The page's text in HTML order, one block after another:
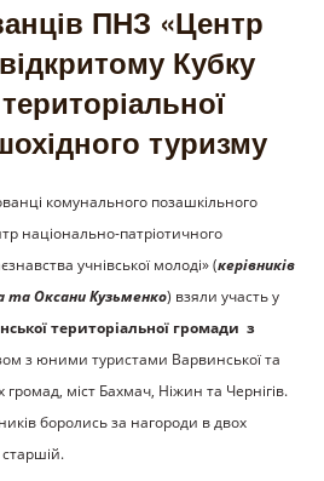
ПНЗ «Центр
Кубку
туризму
комунального позашкільного
національно-патріотичного
учнівської молоді» (керівників
та Оксани Кузьменко) взяли участь у
територіальної громади з
з юними туристами Варвинської та
громад, міст Бахмач, Ніжин та Чернігів.
боролись за нагороди в двох
старшій.